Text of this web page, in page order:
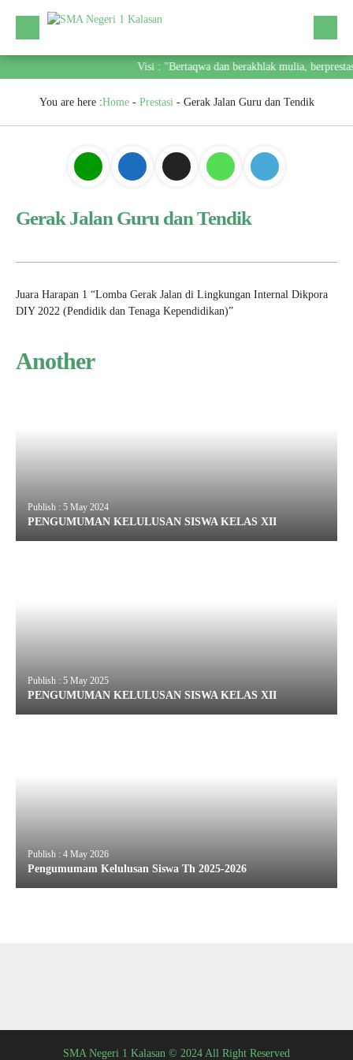
Visi : "Bertaqwa dan berakhlak mulia,
You are here :Home- Prestasi- Gerak Jalan Guru dan Tendik
Gerak Jalan Guru dan Tendik
Juara Harapan 1 “Lomba Gerak Jalan di Lingkungan Internal Dikpora
DIY 2022 (Pendidik dan Tenaga Kependidikan)”
Another
Publish : 5 May 2024
PENGUMUMAN KELULUSAN SISWA KELAS XII
Publish : 5 May 2025
PENGUMUMAN KELULUSAN SISWA KELAS XII
Publish : 4 May 2026
Pengumumam Kelulusan Siswa Th 2025-2026
SMA Negeri 1 Kalasan © 2024 All Right Reserved